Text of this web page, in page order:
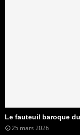
Le fauteuil baroque
25 mars 2026